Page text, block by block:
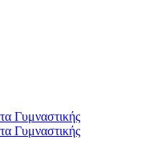
Γυμναστικής
Γυμναστικής